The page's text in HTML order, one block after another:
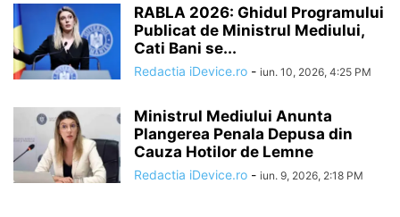
RABLA 2026: Ghidul Programului
Publicat de Ministrul Mediului,
Cati Bani se...
Redactia iDevice.ro - iun. 10, 2026, 4:25 PM
Ministrul Mediului Anunta
Plangerea Penala Depusa din
Cauza Hotilor de Lemne
Redactia iDevice.ro - iun. 9, 2026, 2:18 PM